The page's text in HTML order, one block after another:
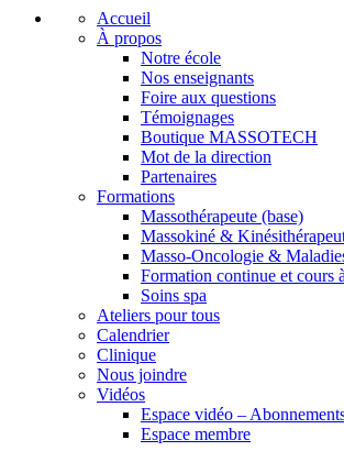
Accueil
À propos
Notre école
Nos enseignants
Foire aux questions
Témoignages
Boutique MASSOTECH
Mot de la direction
Partenaires
Formations
Massothérapeute (base)
Massokiné &
Masso-Oncologie &
Formation continue et cours
Soins spa
Ateliers pour tous
Calendrier
Clinique
Nous joindre
Vidéos
Espace vidéo –
Espace membre